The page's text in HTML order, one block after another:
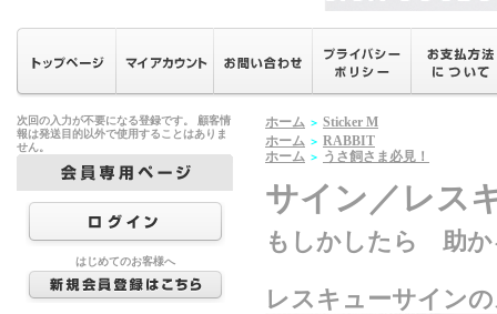
次回の入力が不要になる登録です。 顧客情
報は発送目的以外で使用することはありま
せん。
はじめてのお客様へ
ホーム ＞ Sticker M
ホーム ＞ RABBIT
ホーム ＞ うさ飼さま必見！
サイン／レス
もしかしたら 助か
レスキューサイン